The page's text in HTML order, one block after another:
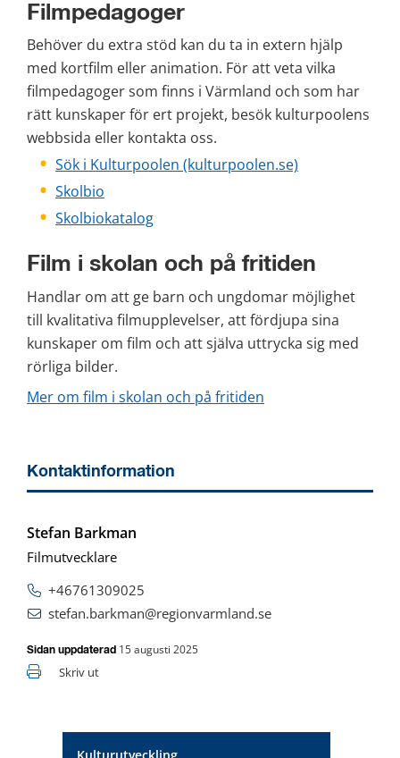
Filmpedagoger
Behöver du extra stöd kan du ta in extern hjälp
med kortfilm eller animation. För att veta vilka
filmpedagoger som finns i Värmland och som har
rätt kunskaper för ert projekt, besök kulturpoolens
webbsida eller kontakta oss.
Sök i Kulturpoolen (kulturpoolen.se)
Skolbio
Skolbiokatalog
Film i skolan och på fritiden
Handlar om att ge barn och ungdomar möjlighet
till kvalitativa filmupplevelser, att fördjupa sina
kunskaper om film och att själva uttrycka sig med
rörliga bilder.
Mer om film i skolan och på fritiden
Kontaktinformation
Stefan Barkman
Filmutvecklare
+46761309025
stefan.barkman@regionvarmland.se
Sidan uppdaterad 15 augusti 2025
Skriv ut